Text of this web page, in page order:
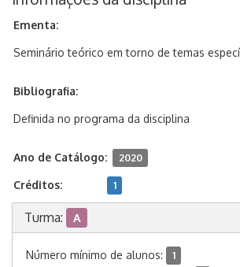
Ementa:
Seminário teórico em torno de temas
Bibliografia:
Definida no programa da disciplina
Ano de Catálogo: 2020
Créditos: 1
Turma: A
Número mínimo de alunos: 1